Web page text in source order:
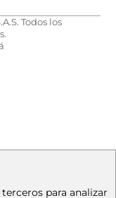
Todos los
para analizar